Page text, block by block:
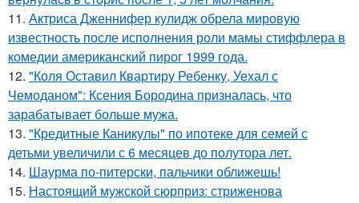
11. Актриса Дженнифер кулидж обрела мировую
известность после исполнения роли мамы стиффлера в
комедии американский пирог 1999 года.
12. "Коля Оставил Квартиру Ребенку, Уехал с
Чемоданом": Ксения Бородина призналась, что
зарабатывает больше мужа.
13. "Кредитные Каникулы" по ипотеке для семей с
детьми увеличили с 6 месяцев до полутора лет.
14. Шаурма по-питерски, пальчики оближешь!
15. Настоящий мужской сюрприз: стриженова